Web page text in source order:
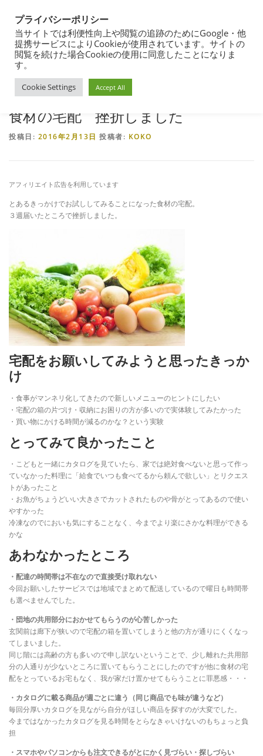
都営住宅・団地暮らしブログ
東京都内の昭和40年代築の団地で暮らす
団地暮らし
ホーム >築古団地の暮らし >団地暮らし >都営住宅入居その後 >食材の宅
配 挫折しました
食材の宅配 挫折しました
投稿日: 2016年2月13日 投稿者: KOKO
アフィリエイト広告を利用しています
とあるきっかけでお試ししてみることになった食材の宅配。
３週届いたところで挫折しました。
宅配をお願いしてみようと思ったきっか
け
・食事がマンネリ化してきたので新しいメニューのヒントにしたい
・宅配の箱の片づけ・収納にお困りの方が多いので実体験してみたかった
・買い物にかける時間が減るのかな？という実験
とってみて良かったこと
・こどもと一緒にカタログを見ていたら、家では絶対食べないと思って作っ
ていなかった料理に「給食でいつも食べてるから頼んで欲しい」とリクエス
トがあったこと
・お魚がちょうどいい大きさでカットされたものや骨がとってあるので使い
やすかった
冷凍なのでにおいも気にすることなく、今までより楽にさかな料理ができる
かな
あわなかったところ
・配達の時間帯は不在なので直接受け取れない
今回お願いしたサービスでは地域でまとめて配送しているので曜日も時間帯
も選べませんでした。
・団地の共用部分におかせてもらうのが心苦しかった
玄関前は廊下が狭いので宅配の箱を置いてしまうと他の方が通りにくくなっ
てしまいました。
同じ階には高齢の方も多いので申し訳ないということで、少し離れた共用部
分の人通りが少ないところに置いてもらうことにしたのですが他に食材の宅
配をとっているお宅もなく、我が家だけ置かせてもらうことに罪悪感・・・
・カタログに載る商品が週ごとに違う（同じ商品でも味が違うなど）
毎回分厚いカタログを見ながら自分がほしい商品を探すのが大変でした。
今まではなかったカタログを見る時間をとらなきゃいけないのもちょっと負
担
・スマホやパソコンからも注文できるがとにかく見づらい・探しづらい
プライバシーポリシー
当サイトでは利便性向上や閲覧の追跡のためにGoogle・他
提携サービスによりCookieが使用されています。サイトの
閲覧を続けた場合Cookieの使用に同意したことになりま
す。
Cookie Settings Accept All